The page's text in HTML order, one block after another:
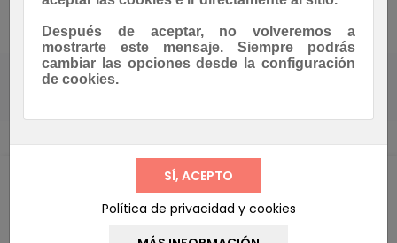
palanca Asesoramiento Whatsapp
Casa Blog
Después de aceptar, no volveremos a
mostrarte este mensaje. Siempre podrás
cambiar las opciones desde la configuración
de cookies.
Política de privacidad y cookies